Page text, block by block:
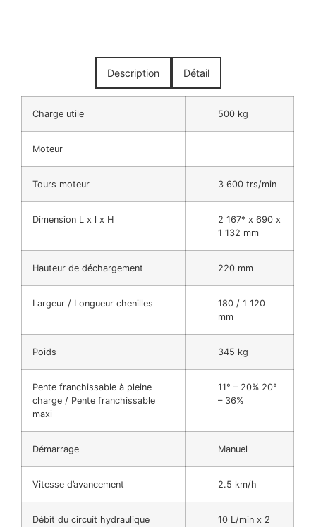
Description Détail
Charge utile 500 kg
Moteur
Tours moteur 3 600 trs/min
Dimension L x l x H
2 167* x 690 x
1 132 mm
Hauteur de déchargement 220 mm
Largeur / Longueur chenilles
180 / 1 120
mm
Poids 345 kg
Pente franchissable à pleine
charge / Pente franchissable
maxi
11° – 20% 20°
– 36%
Démarrage Manuel
Vitesse d’avancement 2.5 km/h
Débit du circuit hydraulique
10 L/min x 2